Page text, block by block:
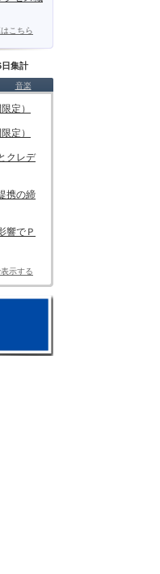
こちら
日集計
音楽
定）
定）
クレデ
携の締
響でＰ
示する